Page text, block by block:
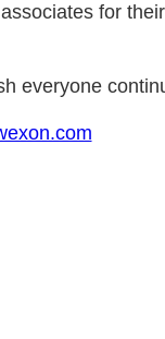
for
everyone